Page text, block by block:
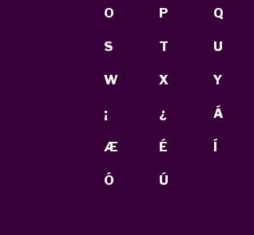
O P Q
S T U
W X Y
¡ ¿ Á
Æ É Í
Ó Ú